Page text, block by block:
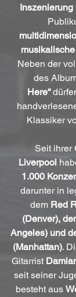
Inszenierung
Neben der
des
Here“
Klassiker
Seit ihrer
Liverpool
1.000
darunter in
dem Red
(Denver),
Angeles) und
(Manhattan).
Gitarrist
seit seiner
besteht aus